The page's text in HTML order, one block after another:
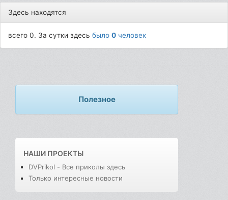
Здесь находятся
всего 0. За сутки здесьбыло0 человек
Полезное
НАШИ ПРОЕКТЫ
DVPrikol - Все приколы здесь
Только интересные новости